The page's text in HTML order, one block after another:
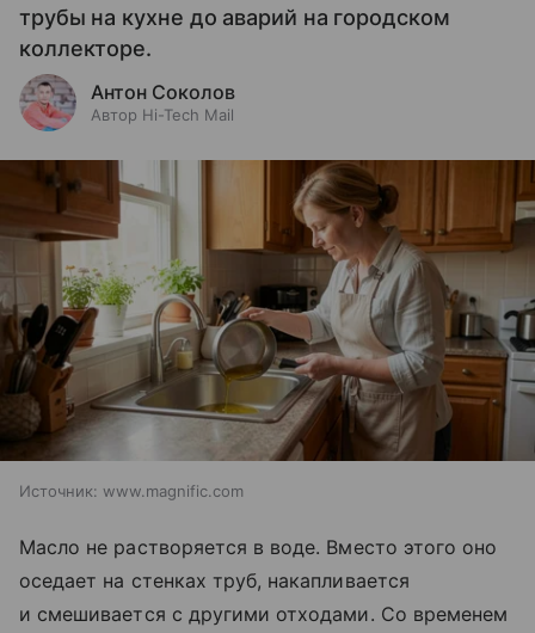
трубы на кухне до аварий на городском
коллекторе.
Антон Соколов
Автор Hi-Tech Mail
Источник: www.magnific.com
Масло не растворяется в воде. Вместо этого оно
оседает на стенках труб, накапливается
и смешивается с другими отходами. Со временем